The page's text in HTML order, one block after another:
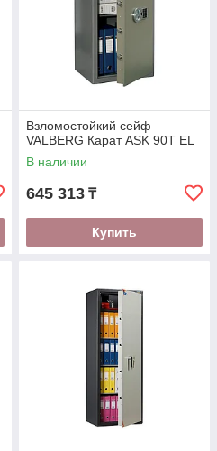
Взломостойкий сейф
VALBERG Карат ASK 90Т EL
В наличии
645 313 ₸
Купить